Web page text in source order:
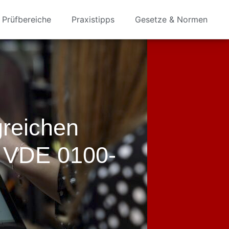
Prüfbereiche Praxistipps Gesetze & Normen
0100-